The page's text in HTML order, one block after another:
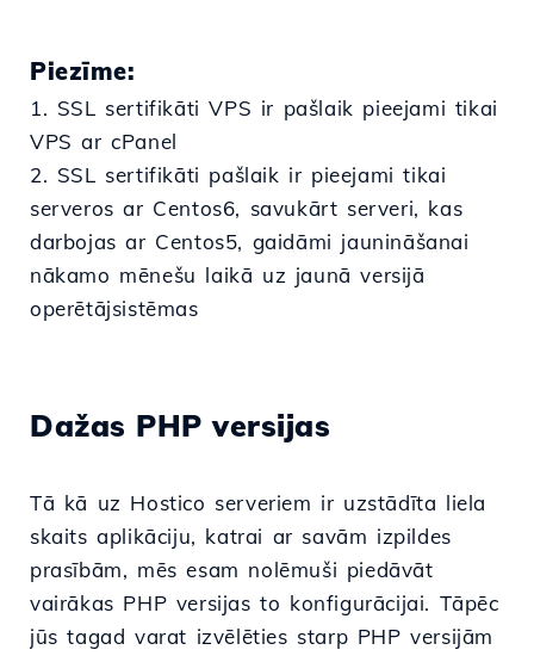
Piezīme:
1. SSL sertifikāti VPS ir pašlaik pieejami tikai
VPS ar cPanel
2. SSL sertifikāti pašlaik ir pieejami tikai
serveros ar Centos6, savukārt serveri, kas
darbojas ar Centos5, gaidāmi jaunināšanai
nākamo mēnešu laikā uz jaunā versijā
operētājsistēmas
Dažas PHP versijas
Tā kā uz Hostico serveriem ir uzstādīta liela
skaits aplikāciju, katrai ar savām izpildes
prasībām, mēs esam nolēmuši piedāvāt
vairākas PHP versijas to konfigurācijai. Tāpēc
jūs tagad varat izvēlēties starp PHP versijām